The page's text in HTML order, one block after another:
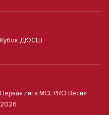
Кубок ДЮСШ
Первая лига MCL PRO Весна
2026